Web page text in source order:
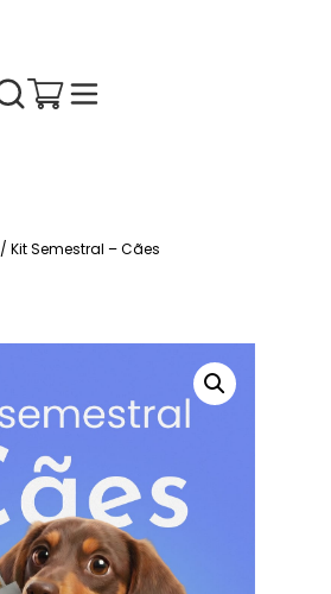
/ Kit Semestral – Cães